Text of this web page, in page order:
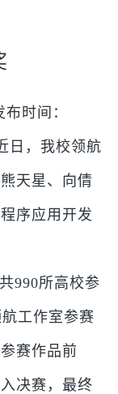
时间：
，我校领航
天星、向倩
序应用开发
990所高校参
工作室参赛
赛作品前
决赛，最终